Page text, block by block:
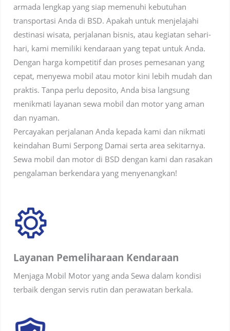
armada lengkap yang siap memenuhi kebutuhan
transportasi Anda di BSD. Apakah untuk menjelajahi
destinasi wisata, perjalanan bisnis, atau kegiatan sehari-
hari, kami memiliki kendaraan yang tepat untuk Anda.
Dengan harga kompetitif dan proses pemesanan yang
cepat, menyewa mobil atau motor kini lebih mudah dan
praktis. Tanpa perlu deposito, Anda bisa langsung
menikmati layanan sewa mobil dan motor yang aman
dan nyaman.
Percayakan perjalanan Anda kepada kami dan nikmati
keindahan Bumi Serpong Damai serta area sekitarnya.
Sewa mobil dan motor di BSD dengan kami dan rasakan
pengalaman berkendara yang menyenangkan!
Layanan Pemeliharaan Kendaraan
Menjaga Mobil Motor yang anda Sewa dalam kondisi
terbaik dengan servis rutin dan perawatan berkala.